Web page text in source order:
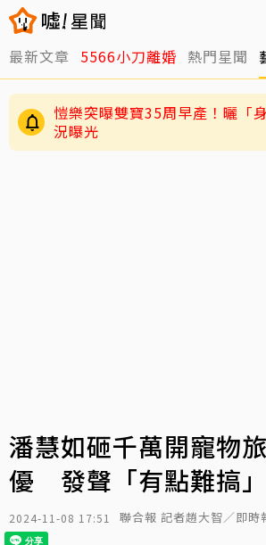
最新文章 5566小刀離婚 熱門星聞
愷樂突曝雙寶35周早產！曬「
況曝光
潘慧如砸千萬開寵物
優 發聲「有點難搞」
2024-11-08 17:51 聯合報 記者趙大智／即時